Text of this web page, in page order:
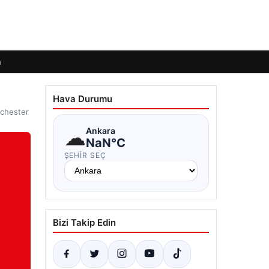
Hava Durumu
☁Ankara
NaN°C
ŞEHIR SEÇ
Bizi Takip Edin